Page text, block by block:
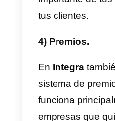
WhatsApp,
pensada
2) Puedes